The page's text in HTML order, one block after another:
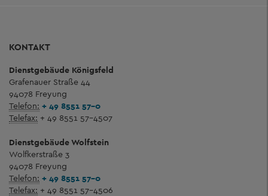
KONTAKT
Dienstgebäude Königsfeld
Grafenauer Straße 44
94078 Freyung
Telefon: + 49 8551 57-0
Telefax: + 49 8551 57-4507
Dienstgebäude Wolfstein
Wolfkerstraße 3
94078 Freyung
Telefon: + 49 8551 57-0
Telefax: + 49 8551 57-4506